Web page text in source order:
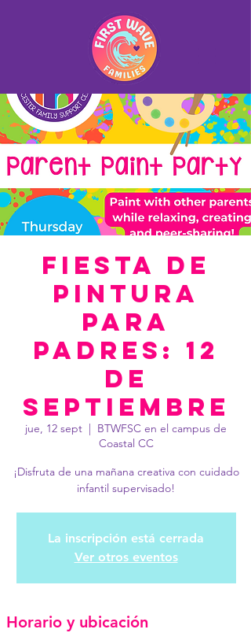
Fiesta de
pintura
para
padres: 12
de
septiembre
jue, 12 sept
  |
BTWFSC en el campus de
Coastal CC
¡Disfruta de una mañana creativa con cuidado
infantil supervisado!
La inscripción está cerrada
Ver otros eventos
Horario y ubicación